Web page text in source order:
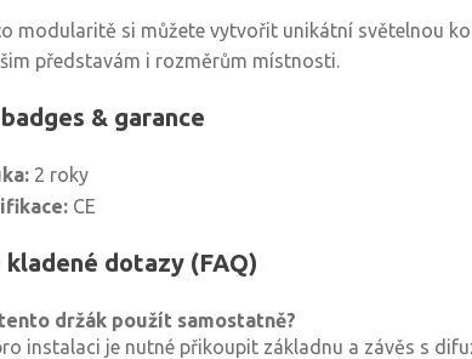
modularitě si můžete vytvořit unikátní světelnou
představám i rozměrům místnosti.
& garance
2 roky
CE
kladené dotazy (FAQ)
držák použít samostatně?
instalaci je nutné přikoupit základnu a závěs s